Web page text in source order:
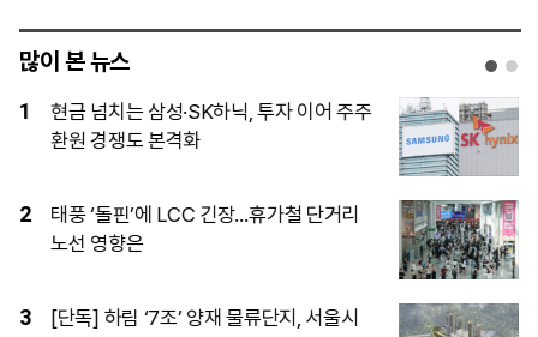
많이 본 뉴스
1
현금 넘치는 삼성·SK하닉, 투자 이어 주주
환원 경쟁도 본격화
2
태풍 ‘돌핀’에 LCC 긴장…휴가철 단거리
노선 영향은
3
[단독] 하림 ‘7조’ 양재 물류단지, 서울시